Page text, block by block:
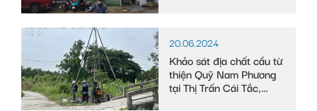
20.06.2024
Khảo sát địa chất cầu từ
thiện Quỹ Nam Phương
tại Thị Trấn Cái Tắc,